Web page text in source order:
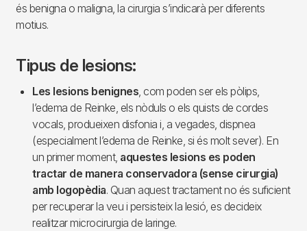
és benigna o maligna, la cirurgia s’indicarà per diferents
motius.
Tipus de lesions:
Les lesions benignes, com poden ser els pòlips,
l’edema de Reinke, els nòduls o els quists de cordes
vocals, produeixen disfonia i, a vegades, dispnea
(especialment l’edema de Reinke, si és molt sever). En
un primer moment, aquestes lesions es poden
tractar de manera conservadora (sense cirurgia)
amb logopèdia. Quan aquest tractament no és suficient
per recuperar la veu i persisteix la lesió, es decideix
realitzar microcirurgia de laringe.